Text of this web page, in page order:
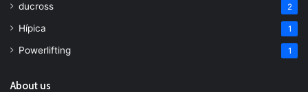
ducross 2
Hípica 1
Powerlifting 1
About us